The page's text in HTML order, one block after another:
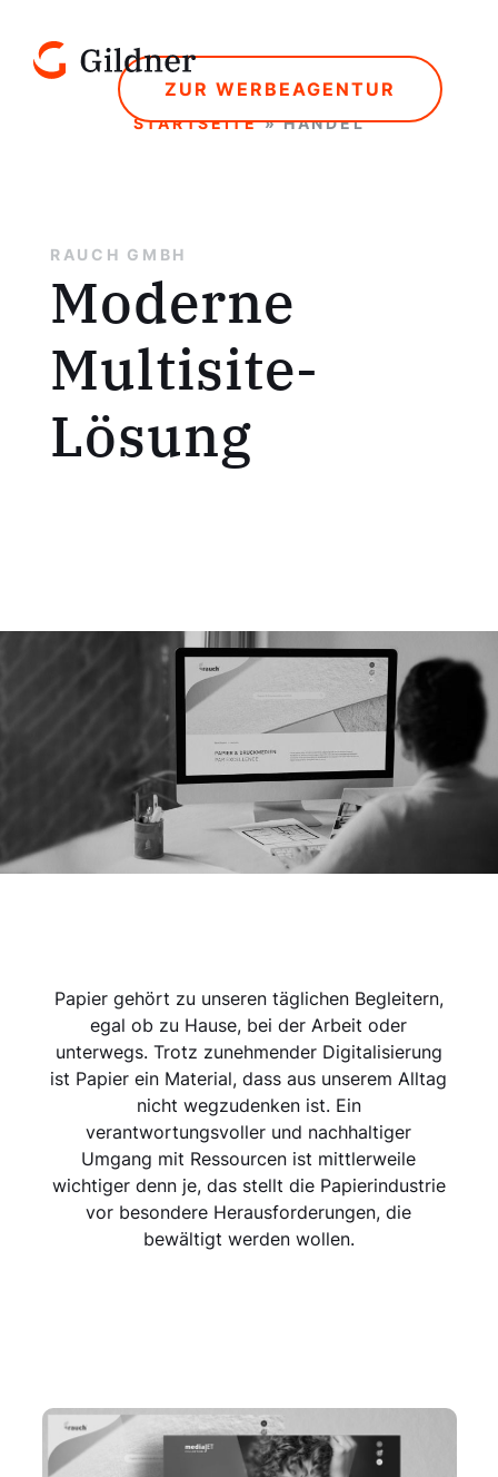
ZUR WERBEAGENTUR
STARTSEITE»HANDEL
RAUCH GMBH
Moderne
Multisite-
Lösung
Papier gehört zu unseren täglichen Begleitern,
egal ob zu Hause, bei der Arbeit oder
unterwegs. Trotz zunehmender Digitalisierung
ist Papier ein Material, dass aus unserem Alltag
nicht wegzudenken ist. Ein
verantwortungsvoller und nachhaltiger
Umgang mit Ressourcen ist mittlerweile
wichtiger denn je, das stellt die Papierindustrie
vor besondere Herausforderungen, die
bewältigt werden wollen.